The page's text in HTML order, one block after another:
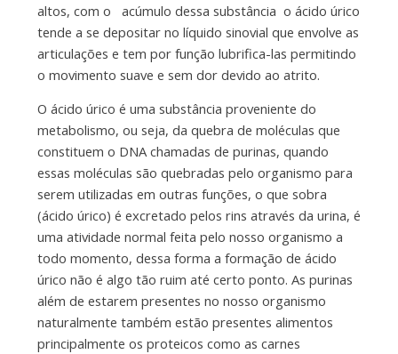
altos, com o acúmulo dessa substância o ácido úrico
tende a se depositar no líquido sinovial que envolve as
articulações e tem por função lubrifica-las permitindo
o movimento suave e sem dor devido ao atrito.
O ácido úrico é uma substância proveniente do
metabolismo, ou seja, da quebra de moléculas que
constituem o DNA chamadas de purinas, quando
essas moléculas são quebradas pelo organismo para
serem utilizadas em outras funções, o que sobra
(ácido úrico) é excretado pelos rins através da urina, é
uma atividade normal feita pelo nosso organismo a
todo momento, dessa forma a formação de ácido
úrico não é algo tão ruim até certo ponto. As purinas
além de estarem presentes no nosso organismo
naturalmente também estão presentes alimentos
principalmente os proteicos como as carnes